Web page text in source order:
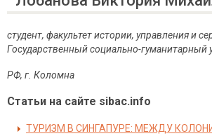
студент, факультет истории, управления и
Государственный социально-гуманитарный
РФ, г. Коломна
Статьи на сайте sibac.info
ТУРИЗМ В СИНГАПУРЕ: МЕЖДУ